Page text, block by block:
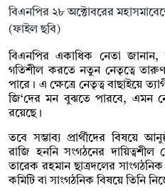
বিএনপির ২৮ অক্টোবরের
(ফাইল ছবি)
বিএনপির একাধিক নেতা জানান,
গতিশীল করতে নতুন নেতৃত্বে
পারে। এ ক্ষেত্রে নেতৃত্ব বাছাইয়ে
জি‘দের মন বুঝতে পারবে, এমন
রয়েছে।
তবে সম্ভাব্য প্রার্থীদের বিষয়ে
রাজি হননি সংগঠনের দায়িত্বশীল
তারেক রহমান ছাত্রদলের
কমিটি বা সাংগঠনিক বিষয়ে তিনি